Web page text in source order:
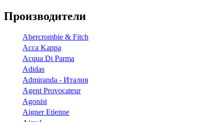
Производители
Abercrombie & Fitch
Acca Kappa
Acqua Di Parma
Adidas
Admiranda - Италия
Agent Provocateur
Agonist
Aigner Etienne